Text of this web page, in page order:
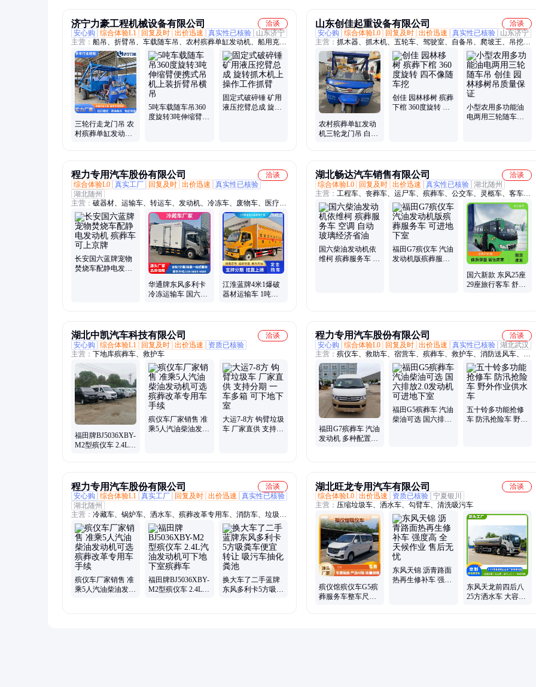
济宁力豪工程机械设备有限公司
洽谈
安心购
综合体验L1 回复及时 出价迅速 真实性已核验
山东济宁
主营： 船吊、折臂吊、车载随车吊、农村殡葬单缸发动机、船用克令
吊、三轮随车吊、履带蜘蛛吊、叉车蜘蛛吊、拖拉机平板吊
三轮行走龙门吊 农
村殡葬单缸发动机
5吨车载随车吊360
度旋转3吨伸缩臂便
固定式破碎锤 矿用
液压挖臂总成 旋转
山东创佳起重设备有限公司
洽谈
安心购
综合体验L0 回复及时 出价迅速 真实性已核验
山东济宁
主营： 抓木器、抓木机、五轮车、驾驶室、自备吊、爬坡王、吊挖
一、运一体、三轮车、抓铁块、折叠臂、拔水泵、随车吊、履带车、
自挖车、输送机、车载吊、工程车、四不像、三轮随、吊运车、起重
机、翻斗车、压支腿、拖拉机
农村殡葬单缸发动
机三轮龙门吊 白事
创佳 园林移树 殡葬
下棺 360度旋转 四
小型农用多功能油
电两用三轮随车吊
程力专用汽车股份有限公司
洽谈
综合体验L0 真实工厂 回复及时 出价迅速
真实性已核验
湖北随州
主营： 破器材、运输车、转运车、发动机、冷冻车、废物车、医疗
车、冷藏车、洒水车、作业车、危货车、物流车、气瓶车、垃圾车、
喷洒车、危运车、拉运车、废机油、记录仪、瓦楞厢、降尘车、绿化
车、危废车、煤气罐、危险品
长安国六蓝牌宠物
焚烧车配静电发动
华通牌东风多利卡
冷冻运输车 国六蓝
江淮蓝牌4米1爆破
器材运输车 1吨烟
湖北畅达汽车销售有限公司
洽谈
综合体验L0
回复及时 出价迅速 真实性已核验 湖北随州
主营： 工程车、丧葬车、运尸车、殡葬车、公交车、灵柩车、客车
厢、标志灯、接送车、通勤车、商务车、大巴车、卫星定、灭火器、
车上门、中巴车、保送车、殡仪车、运送车、公共车、送葬车、福利
车、客运车、教练车、客车
国六柴油发动机依
维柯 殡葬服务车 空
福田G7殡仪车 汽油
发动机版殡葬服务
国六新款 东风25座
29座旅行客车 舒适
湖北中凯汽车科技有限公司
洽谈
安心购
综合体验L1 回复及时 出价迅速
资质已核验
主营： 下地库殡葬车、救护车
福田牌BJ5036XBY-
M2型殡仪车 2.4L汽
殡仪车厂家销售 准
乘5人汽油柴油发动
大运7-8方 钩臂垃圾
车 厂家直供 支持分
程力专用汽车股份有限公司
洽谈
安心购
综合体验L0 回复及时 出价迅速 真实性已核验 湖北武汉
主营： 殡仪车、救助车、宿营车、殡葬车、救护车、消防送风车、消
防救援车、国六消防车、水罐消防车、举高喷射消防车、指挥车、巡
检车、红旗国悦
福田G7殡葬车 汽油
发动机 多种配置可
福田G5殡葬车 汽油
柴油可选 国六排放
五十铃多功能抢修
车 防汛抢险车 野外
程力专用汽车股份有限公司
洽谈
安心购
综合体验L1 真实工厂 回复及时 出价迅速
真实性已核验
湖北随州
主营： 冷藏车、锅炉车、洒水车、殡葬改革专用车、消防车、垃圾
车、清洗吸污车、雾炮车、洗扫车、应急保障车、抢险车、洗井车、
清洗车、工程车
殡仪车厂家销售 准
乘5人汽油柴油发动
福田牌BJ5036XBY-
M2型殡仪车 2.4L汽
换大车了二手蓝牌
东风多利卡5方吸粪
湖北旺龙专用汽车有限公司
洽谈
综合体验L0 出价迅速 资质已核验 宁夏银川
主营： 压缩垃圾车、洒水车、勾臂车、清洗吸污车
殡仪馆殡仪车G5殡
葬服务车整车尺寸
东风天锦 沥青路面
热再生修补车 强度
东风天龙前四后八
25方洒水车 大容积